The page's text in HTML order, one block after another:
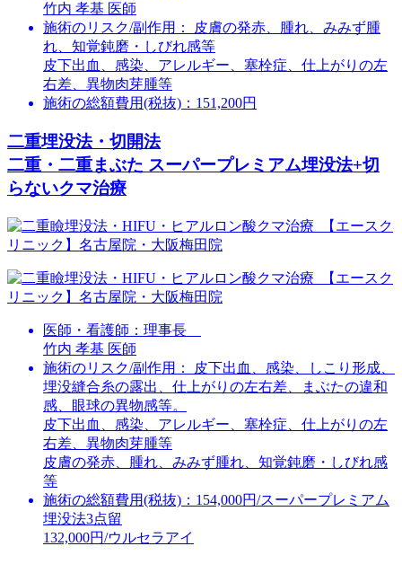
竹内 孝基 医師
施術のリスク/副作用：
皮膚の発赤、腫れ、みみず腫
れ、知覚鈍磨・しびれ感等
皮下出血、感染、アレルギー、塞栓症、仕上がりの左
右差、異物肉芽腫等
施術の総額費用(税抜)： 151,200円
二重埋没法・切開法
二重・二重まぶた スーパープレミアム埋没法+切
らないクマ治療
医師・看護師： 理事長
竹内 孝基 医師
施術のリスク/副作用：
皮下出血、感染、しこり形成、
埋没縫合糸の露出、仕上がりの左右差、まぶたの違和
感、眼球の異物感等。
皮下出血、感染、アレルギー、塞栓症、仕上がりの左
右差、異物肉芽腫等
皮膚の発赤、腫れ、みみず腫れ、知覚鈍磨・しびれ感
等
施術の総額費用(税抜)： 154,000円/スーパープレミアム
埋没法3点留
132,000円/ウルセラアイ